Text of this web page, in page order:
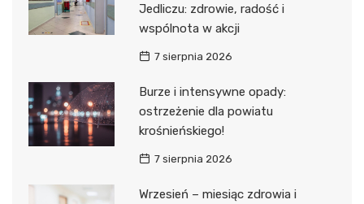
Jedliczu: zdrowie, radość i
wspólnota w akcji
7 sierpnia 2026
Burze i intensywne opady:
ostrzeżenie dla powiatu
krośnieńskiego!
7 sierpnia 2026
Wrzesień – miesiąc zdrowia i